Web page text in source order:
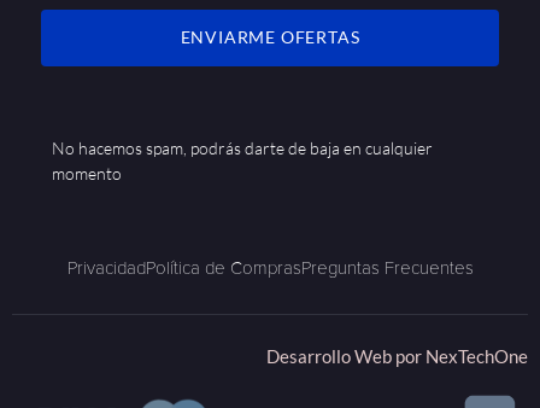
ENVIARME OFERTAS
No hacemos spam, podrás darte de baja en cualquier
momento
PrivacidadPolítica de ComprasPreguntas Frecuentes
Desarrollo Web por NexTechOne